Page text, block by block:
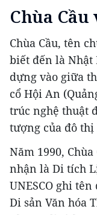
Chùa
Chùa Cầu, tên
biết đến là Nhật
dựng vào giữa
cổ Hội An
trúc nghệ thuật
tượng của đô
Năm 1990,
nhận là Di tích
UNESCO ghi
Di sản Văn hóa